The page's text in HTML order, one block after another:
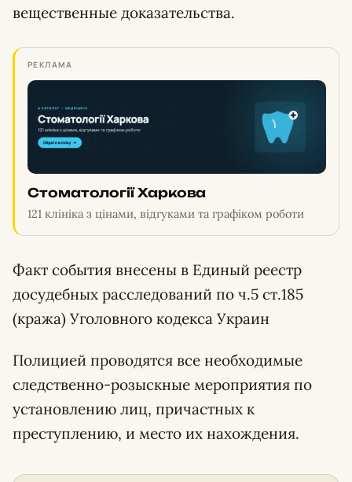
вещественные доказательства.
РЕКЛАМА
Стоматології Харкова
121 клініка з цінами, відгуками та графіком роботи
Факт события внесены в Единый реестр
досудебных расследований по ч.5 ст.185
(кража) Уголовного кодекса Украин
Полицией проводятся все необходимые
следственно-розыскные мероприятия по
установлению лиц, причастных к
преступлению, и место их нахождения.